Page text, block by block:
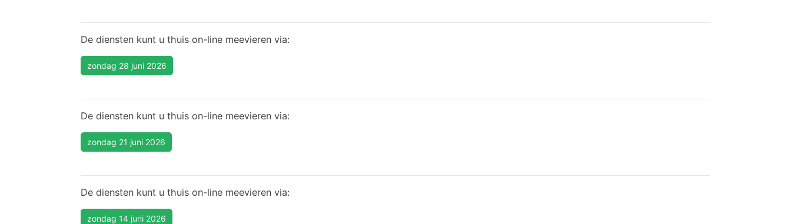
De diensten kunt u thuis on-line meevieren via:
zondag 28 juni 2026
De diensten kunt u thuis on-line meevieren via:
zondag 21 juni 2026
De diensten kunt u thuis on-line meevieren via:
zondag 14 juni 2026